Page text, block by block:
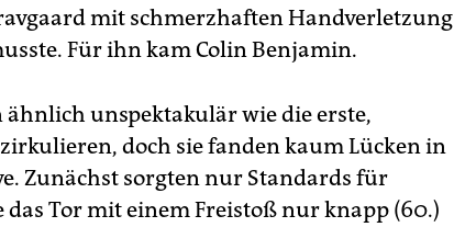
mit schmerzhaften Handverletzung
Für ihn kam Colin Benjamin.
ähnlich unspektakulär wie die erste,
doch sie fanden kaum Lücken in
Zunächst sorgten nur Standards für
Tor mit einem Freistoß nur knapp (60.)